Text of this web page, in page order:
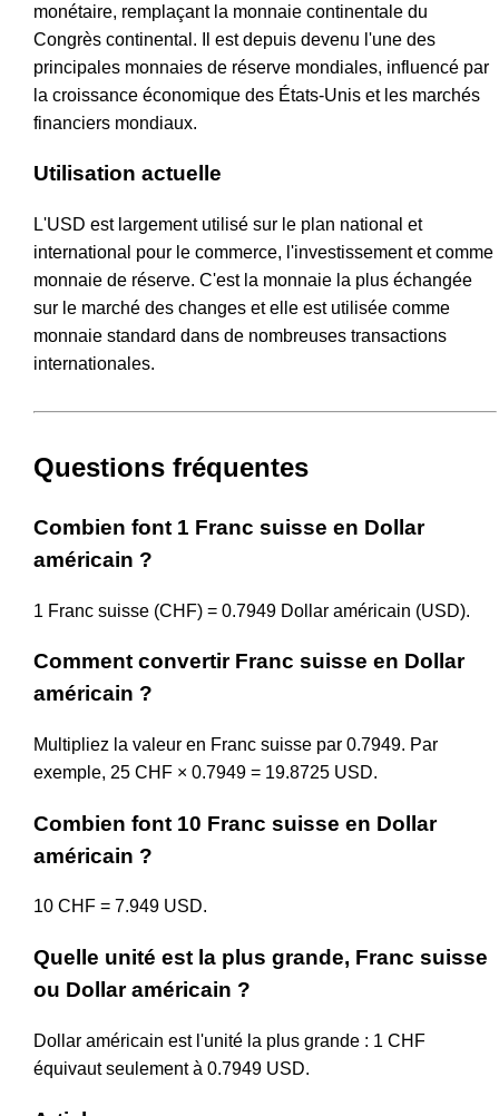
monétaire, remplaçant la monnaie continentale du
Congrès continental. Il est depuis devenu l'une des
principales monnaies de réserve mondiales, influencé par
la croissance économique des États-Unis et les marchés
financiers mondiaux.
Utilisation actuelle
L'USD est largement utilisé sur le plan national et
international pour le commerce, l'investissement et comme
monnaie de réserve. C'est la monnaie la plus échangée
sur le marché des changes et elle est utilisée comme
monnaie standard dans de nombreuses transactions
internationales.
Questions fréquentes
Combien font 1 Franc suisse en Dollar
américain ?
1 Franc suisse (CHF) = 0.7949 Dollar américain (USD).
Comment convertir Franc suisse en Dollar
américain ?
Multipliez la valeur en Franc suisse par 0.7949. Par
exemple, 25 CHF × 0.7949 = 19.8725 USD.
Combien font 10 Franc suisse en Dollar
américain ?
10 CHF = 7.949 USD.
Quelle unité est la plus grande, Franc suisse
ou Dollar américain ?
Dollar américain est l'unité la plus grande : 1 CHF
équivaut seulement à 0.7949 USD.